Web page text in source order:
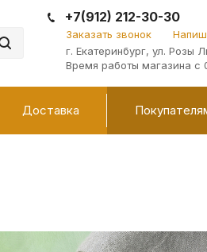
+7(912) 212-30-30
Заказать звонок
г. Екатеринбург, ул. Розы
Время работы магазина с
Доставка